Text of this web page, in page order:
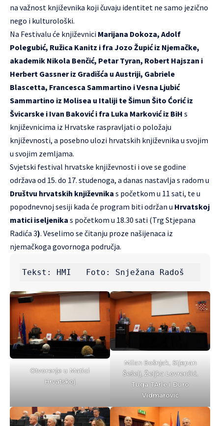
na važnost književnika koji čuvaju identitet ne samo jezično
nego i kulturološki.
Na Festivalu će književnici Marijana Dokoza, Adolf
Polegubić, Ružica Kanitz i fra Jozo Župić iz Njemačke,
akademik Nikola Benčić, Petar Tyran, Robert Hajszan i
Herbert Gassner iz Gradišća u Austriji, Gabriele
Blascetta, Francesca Sammartino i Vesna Ljubić
Sammartino iz Molisea u Italiji te Šimun Šito Ćorić iz
Švicarske i Ivan Baković i fra Luka Marković iz BiH s
književnicima iz Hrvatske raspravljati o položaju
književnosti, a posebno ulozi hrvatskih književnika u svojim
u svojim zemljama.
Svjetski festival hrvatske književnosti i ove se godine
održava od 15. do 17. studenoga, a danas nastavlja s radom u
Društvu hrvatskih književnika s početkom u 11 sati, te u
popodnevnoj sesiji kada će program biti održan u Hrvatskoj
matici iseljenika s početkom u 18.30 sati (Trg Stjepana
Radića 3). Veselimo se čitanju proze našijenaca iz
njemačkoga govornoga područja.
Tekst: HMI   Foto: Snježana Radoš
Otvorenje u Matici
Hrvatskoj
Milan Bošnjak, Stjepan
Šešelj, Željka Lovrenčić,
Tuga TArle i Đuro
Vidmarović